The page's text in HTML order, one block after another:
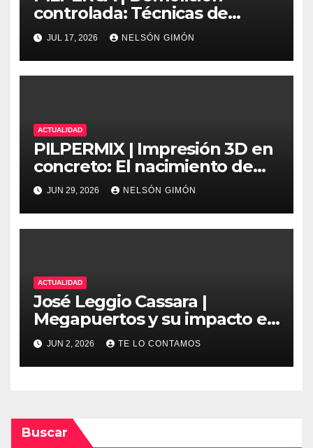
controlada: Técnicas de
precisión y protocolos de
seguridad en la ingeniería
moderna
JUL 17, 2026 NELSÓN GIMÓN
ACTUALIDAD
PILPERMIX | Impresión 3D en
concreto: El nacimiento de
una nueva era arquitectónica
automatizada
JUN 29, 2026 NELSÓN GIMÓN
ACTUALIDAD
José Leggio Cassara |
Megapuertos y su impacto en
el turismo y el comercio
global
JUN 2, 2026 TE LO CONTAMOS
Buscar